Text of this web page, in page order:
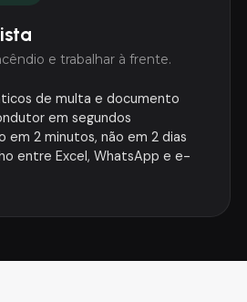
e trabalhar à frente.
de multa e documento
em segundos
em 2 minutos, não em 2 dias
entre Excel, WhatsApp e e-